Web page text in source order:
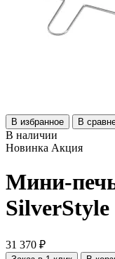
В избранное В
В наличии
Новинка Акция
Мини-
SilverStyle
31 370 ₽